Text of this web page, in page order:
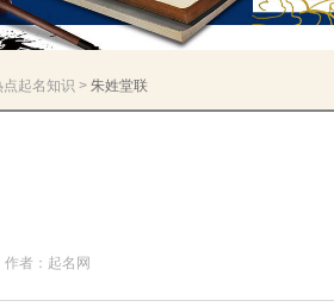
点起名知识 > 朱姓堂联
作者：起名网